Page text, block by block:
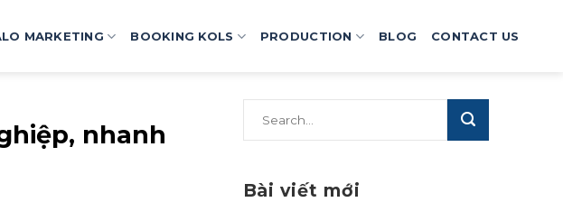
MARKETING BOOKING KOLS PRODUCTION BLOG CONTACT US
nhanh
Bài viết mới